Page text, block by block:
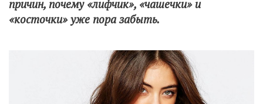
причин, почему «лифчик», «чашечки» и
«косточки» уже пора забыть.